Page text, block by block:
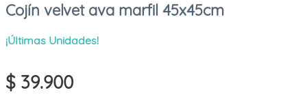
Cojín velvet ava marfil 45x45cm
¡Últimas Unidades!
$ 39.900